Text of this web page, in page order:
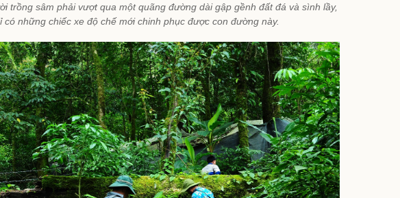
trồng sâm phải vượt qua một quãng đường dài gập gềnh đất đá và sình lầy,
có những chiếc xe độ chế mới chinh phục được con đường này.